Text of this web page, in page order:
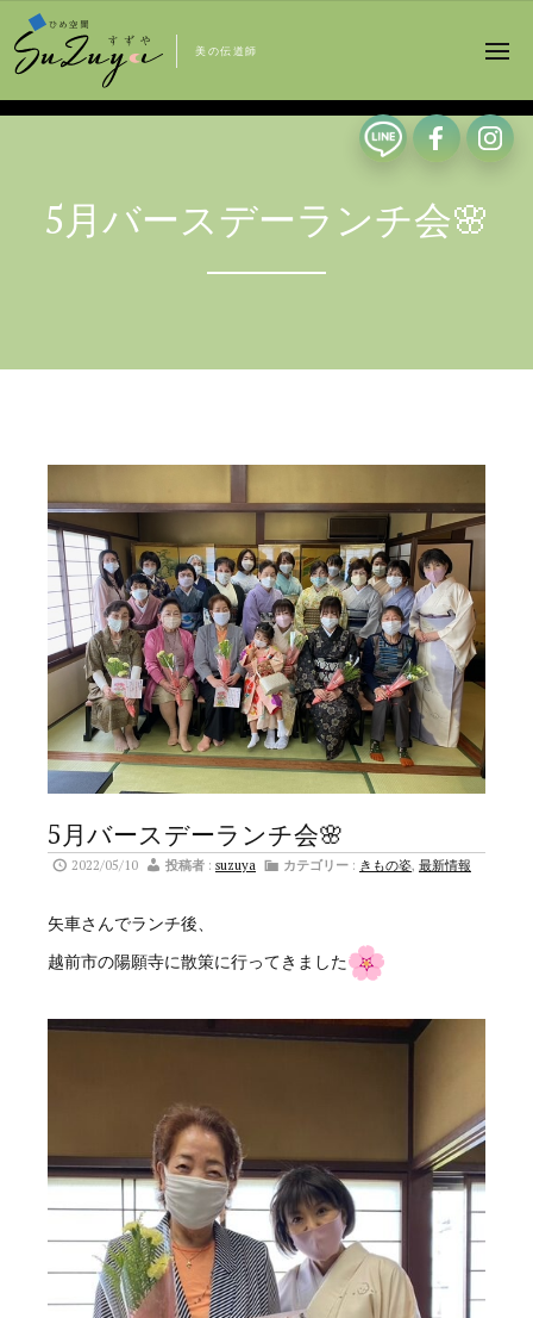
美の伝道師
5月バースデーランチ会🌸
5月バースデーランチ会🌸
2022/05/10 投稿者 : suzuya カテゴリー : きもの姿, 最新情報
矢車さんでランチ後、
越前市の陽願寺に散策に行ってきました